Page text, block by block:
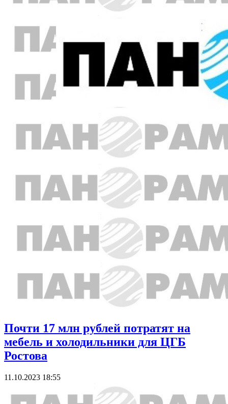
Почти 17 млн рублей потратят на
мебель и холодильники для ЦГБ
Ростова
11.10.2023 18:55